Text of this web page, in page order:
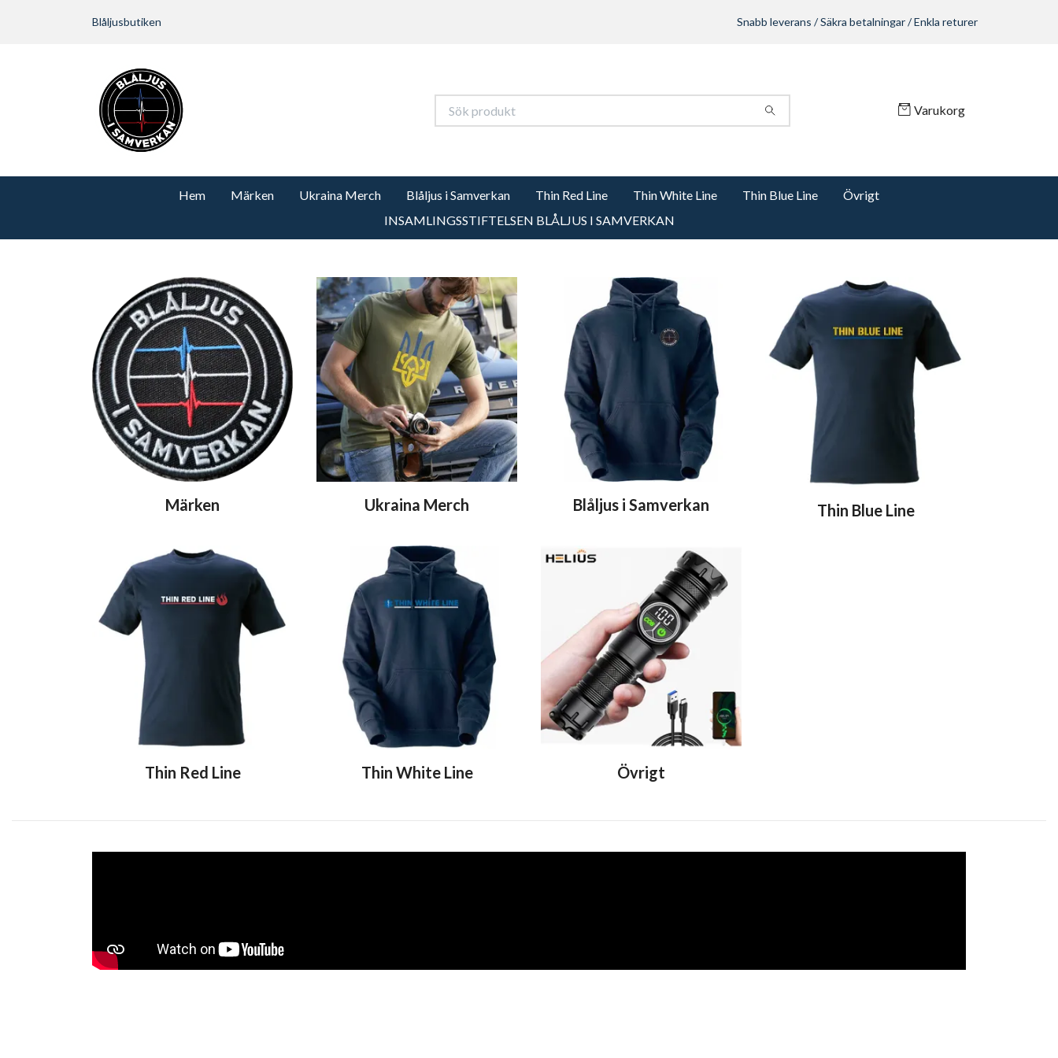
Blåljusbutiken Snabb leverans / Säkra betalningar / Enkla returer
Varukorg
Hem Märken Ukraina Merch Blåljus i Samverkan Thin Red Line Thin White Line Thin Blue Line
Övrigt
INSAMLINGSSTIFTELSEN BLÅLJUS I SAMVERKAN
Märken Ukraina Merch Blåljus i Samverkan Thin Blue Line
Thin Red Line Thin White Line Övrigt